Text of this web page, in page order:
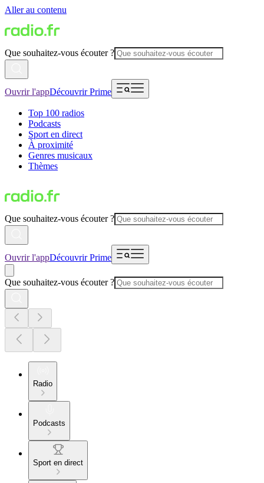
Aller au contenu
Que souhaitez-vous écouter ?
Ouvrir l'appDécouvrir Prime
Top 100 radios
Podcasts
Sport en direct
À proximité
Genres musicaux
Thèmes
Que souhaitez-vous écouter ?
Ouvrir l'appDécouvrir Prime
Que souhaitez-vous écouter ?
Radio
Podcasts
Sport en direct